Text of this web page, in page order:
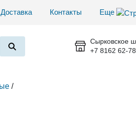
Доставка Контакты Еще
Сырковское
+7 8162 62-
/